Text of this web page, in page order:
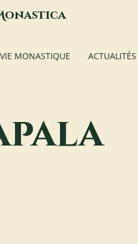
onastica
VIE MONASTIQUE ACTUALITÉS